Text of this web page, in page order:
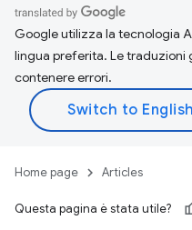
Google utilizza la tecnologia
lingua preferita. Le traduzioni
contenere errori.
Home page Articles
Questa pagina è stata utile?